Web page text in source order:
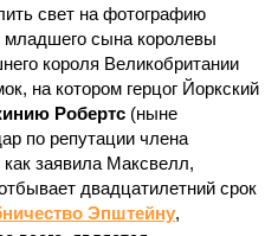
свет на фотографию
младшего сына королевы
короля Великобритании
на котором герцог Йоркский
Робертс (ныне
по репутации члена
заявила Максвелл,
двадцатилетний срок
Эпштейну,